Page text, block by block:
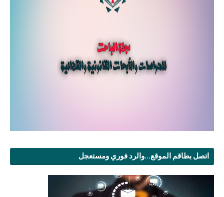
اتصل بطاقم الموقع...والرد فوري ومستعجل